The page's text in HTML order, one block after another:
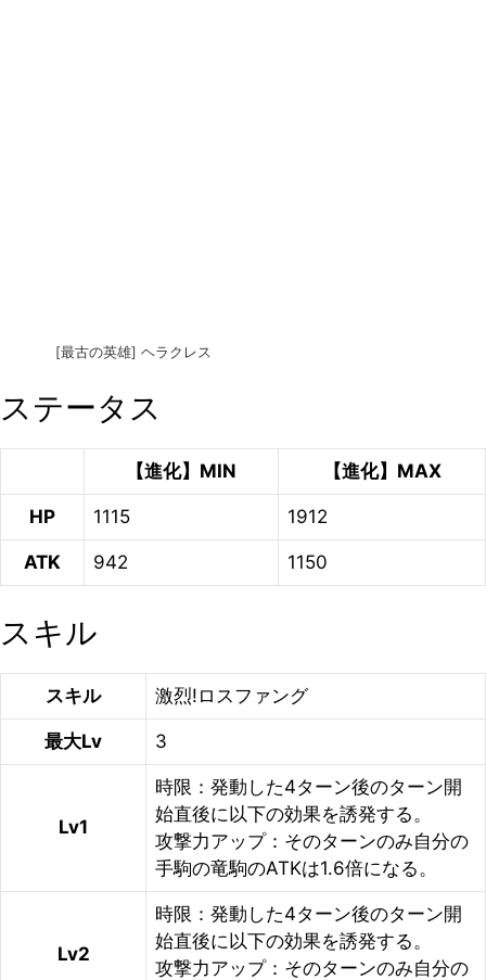
[最古の英雄] ヘラクレス
ステータス
【進化】MIN 【進化】MAX
HP 1115 1912
ATK 942 1150
スキル
スキル 激烈!ロスファング
最大Lv 3
Lv1
時限：発動した4ターン後のターン開
始直後に以下の効果を誘発する。
攻撃力アップ：そのターンのみ自分の
手駒の竜駒のATKは1.6倍になる。
Lv2
時限：発動した4ターン後のターン開
始直後に以下の効果を誘発する。
攻撃力アップ：そのターンのみ自分の